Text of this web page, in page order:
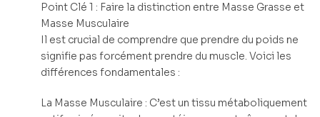
Point Clé 1 : Faire la distinction entre Masse Grasse et
Masse Musculaire
Il est crucial de comprendre que prendre du poids ne
signifie pas forcément prendre du muscle. Voici les
différences fondamentales :
La Masse Musculaire : C’est un tissu métaboliquement